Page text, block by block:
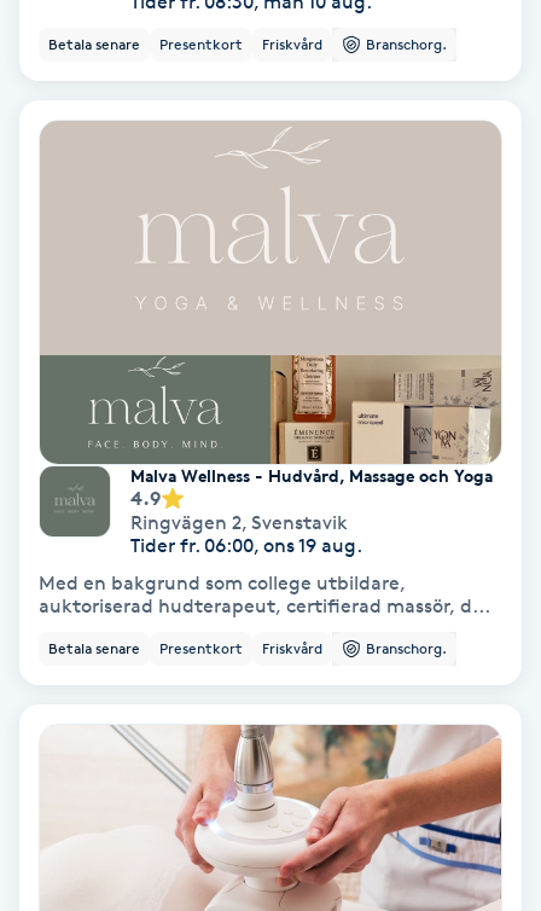
Medial vägledning
Medicinsk massage
Meditation
Medium
Megavolymfransar
MicroPen
Betala senare Presentkort Friskvård Branschorg.
Malva Wellness - Hudvård, Massage och Yoga
4.9
Ringvägen 2, Svenstavik
Tider fr. 06:00, ons 19 aug.
Med en bakgrund som college utbildare,
auktoriserad hudterapeut, certifierad massör, d...
Betala senare Presentkort Friskvård Branschorg.